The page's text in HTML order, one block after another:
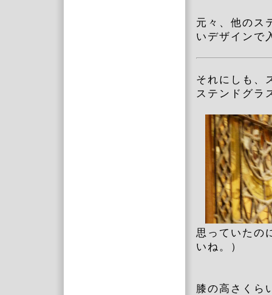
元々、他のス
いデザインで
それにしも、
ステンドグラ
思っていたの
いね。）
膝の高さくら